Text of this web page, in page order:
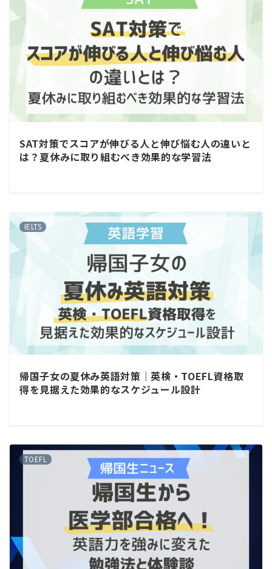
SAT対策でスコアが伸びる人と伸び悩む人の違いと
は？夏休みに取り組むべき効果的な学習法
IELTS
帰国子女の夏休み英語対策｜英検・TOEFL資格取
得を見据えた効果的なスケジュール設計
TOEFL